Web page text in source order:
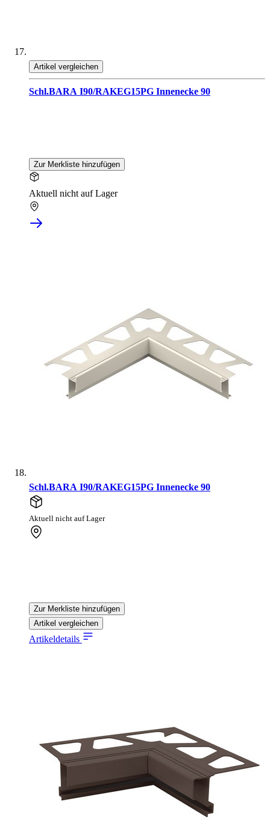
Artikel vergleichen
Schl.BARA I90/RAKEG15PG Innenecke 90
Zur Merkliste hinzufügen
Aktuell nicht auf Lager
Schl.BARA I90/RAKEG15PG Innenecke 90
Aktuell nicht auf Lager
Zur Merkliste hinzufügen
Artikel vergleichen
Artikeldetails